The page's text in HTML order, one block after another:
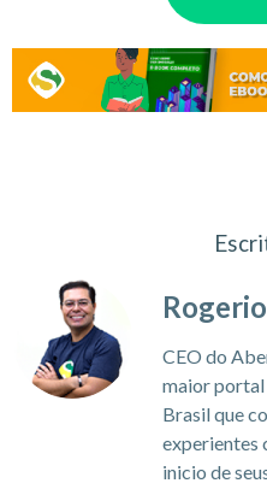
CEO do
maior portal
Brasil que
experientes
inicio de